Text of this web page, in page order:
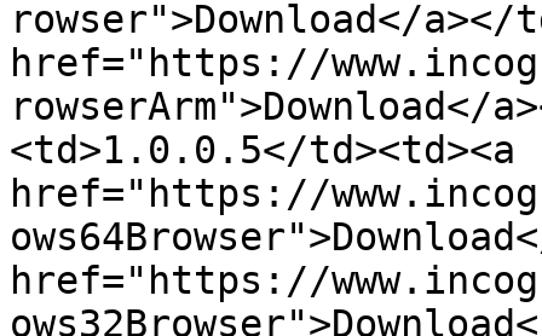
rowser">Download</a></
href="https://
<td>1.0.0.5</td><td><a
href="https://
href="https://